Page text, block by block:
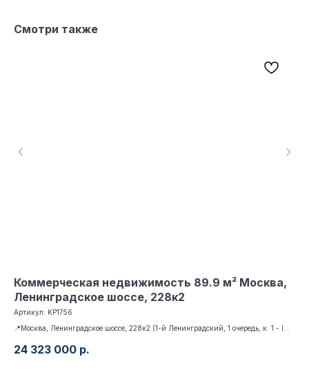
Смотри также
Коммерческая недвижимость 89.9 м² Москва,
Ленинградское шоссе, 228к2
Артикул: KP1756
📍Москва, Ленинградское шоссе, 228к2 (1-й Ленинградский, 1 очередь, к. 1 - I
24 323 000 р.